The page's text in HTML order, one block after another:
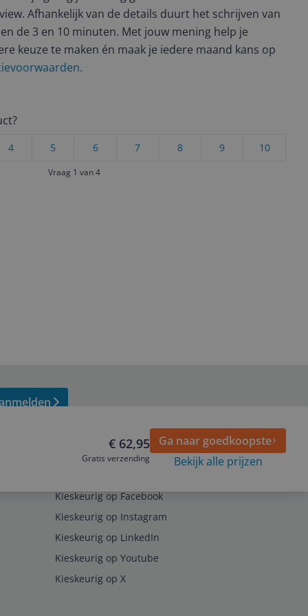
Afhankelijk van de details duurt het schrijven van
de 3 en 10 minuten. Met jouw mening help je
keuze te maken én maak je iedere maand kans op
10
9
8
7
6
5
4
Vraag 1 van 4
€ 62,95
Gratis verzending
Ga naar goedkoopste
Bekijk alle prijzen
Kieskeurig op Facebook
Kieskeurig op Instagram
Kieskeurig op LinkedIn
Kieskeurig op Youtube
Kieskeurig op X